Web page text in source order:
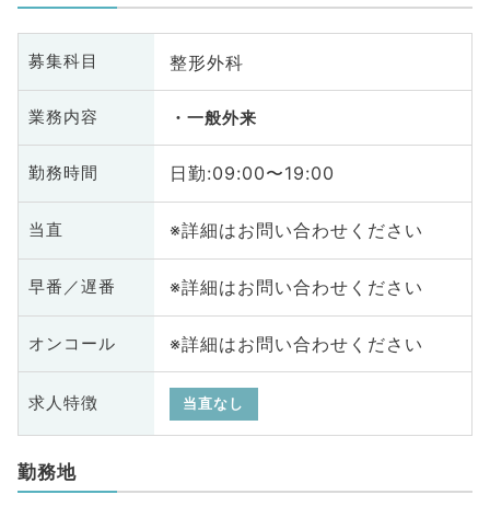
募集科目 整形外科
業務内容 一般外来
勤務時間 日勤:09:00〜19:00
当直 ※詳細はお問い合わせください
早番／遅番 ※詳細はお問い合わせください
オンコール ※詳細はお問い合わせください
求人特徴 当直なし
勤務地